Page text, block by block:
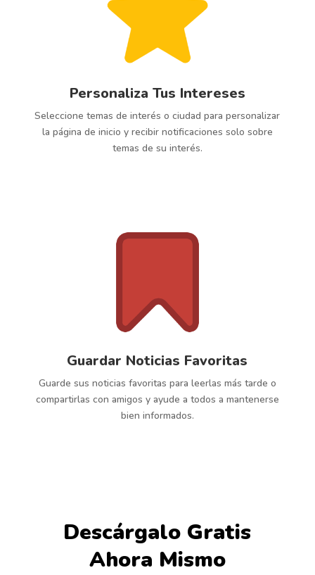
Personaliza Tus Intereses
Seleccione temas de interés o ciudad para personalizar
la página de inicio y recibir notificaciones solo sobre
temas de su interés.
Guardar Noticias Favoritas
Guarde sus noticias favoritas para leerlas más tarde o
compartirlas con amigos y ayude a todos a mantenerse
bien informados.
Descárgalo Gratis
Ahora Mismo